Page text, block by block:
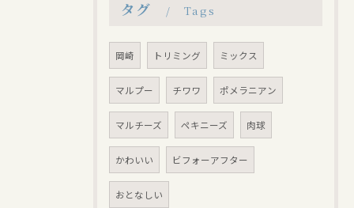
タグ Tags
岡崎 トリミング ミックス
マルプー チワワ ポメラニアン
マルチーズ ペキニーズ 肉球
かわいい ビフォーアフター
おとなしい